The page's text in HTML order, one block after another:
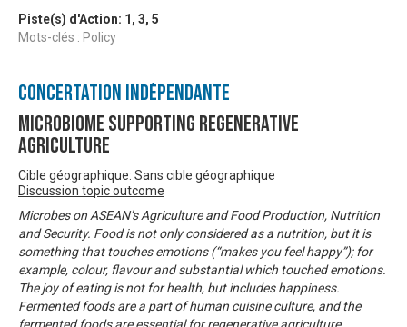
Piste(s) d'Action: 1 , 3, 5
Mots-clés : Policy
Concertation Indépendante
Microbiome Supporting Regenerative
Agriculture
Cible géographique: Sans cible géographique
Discussion topic outcome
Microbes on ASEAN’s Agriculture and Food Production, Nutrition
and Security. Food is not only considered as a nutrition, but it is
something that touches emotions (“makes you feel happy”); for
example, colour, flavour and substantial which touched emotions.
The joy of eating is not for health, but includes happiness.
Fermented foods are a part of human cuisine culture, and the
fermented foods are essential for regenerative agriculture.